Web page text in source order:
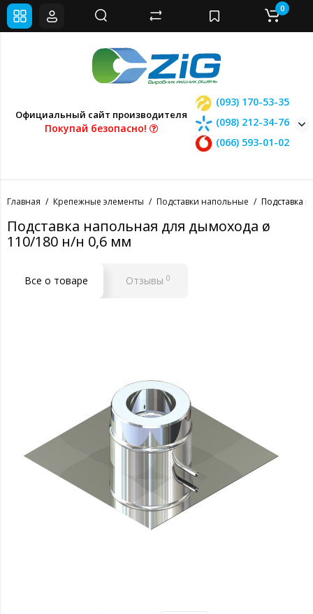
Официальный сайт производителя
Покупай безопасно!
(093) 170-53-35
(098) 212-34-76
(066) 593-01-02
0
Главная Крепежные элементы Подставки напольные Подставка
Подставка напольная для дымохода ø
110/180 н/н 0,6 мм
Все о товаре Отзывы 0